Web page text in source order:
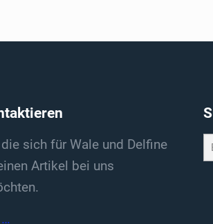
sich für Wale und Delfine
Artikel bei uns